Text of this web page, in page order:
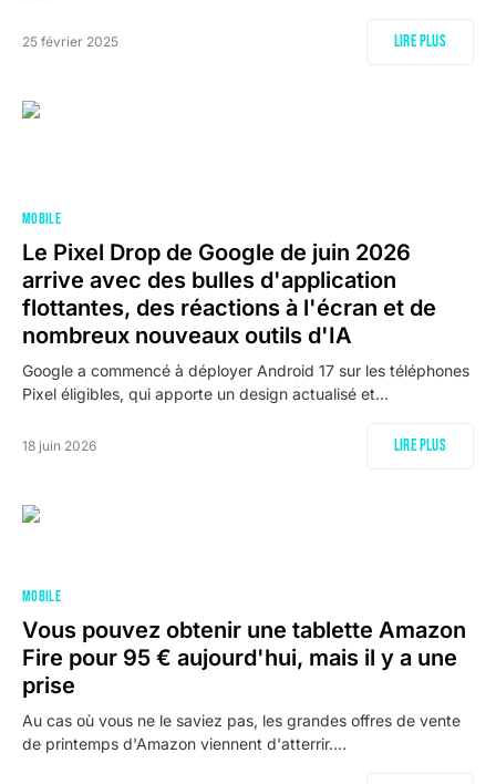
25 février 2025 Lire plus
MOBILE
Le Pixel Drop de Google de juin 2026
arrive avec des bulles d'application
flottantes, des réactions à l'écran et de
nombreux nouveaux outils d'IA
Google a commencé à déployer Android 17 sur les téléphones
Pixel éligibles, qui apporte un design actualisé et…
18 juin 2026 Lire plus
MOBILE
Vous pouvez obtenir une tablette Amazon
Fire pour 95 € aujourd'hui, mais il y a une
prise
Au cas où vous ne le saviez pas, les grandes offres de vente
de printemps d'Amazon viennent d'atterrir.…